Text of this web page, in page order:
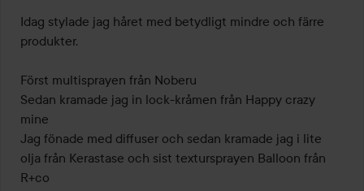
Idag stylade jag håret med betydligt mindre och färre
produkter.
Först multisprayen från Noberu
Sedan kramade jag in lock-kråmen från Happy crazy
mine
Jag fönade med diffuser och sedan kramade jag i lite
olja från Kerastase och sist textursprayen Balloon från
R+co